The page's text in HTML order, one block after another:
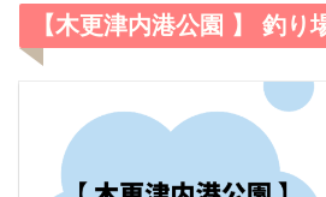
【木更津内港公園 】 釣り